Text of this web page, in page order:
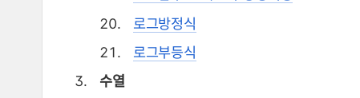
로그방정식
로그부등식
수열